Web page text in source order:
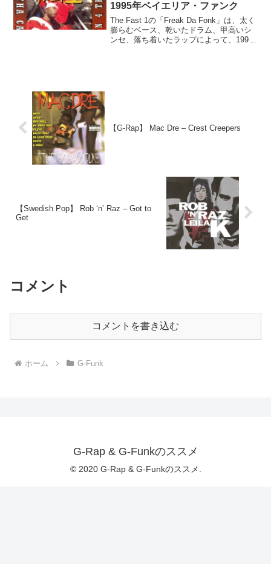
1995年ベイエリア・ファンク
The Fast 1の「Freak Da Fonk」は、太く
膨らむベース、乾いたドラム、甲高いシ
ンセ、落ち着いたラップによって、1995
【G-Rap】 Mac Dre – Crest Creepers
【Swedish Pop】 Rob ‘n’ Raz – Got to
Get
コメント
コメントを書き込む
ホーム G-Funk
G-Rap & G-Funkのススメ
© 2020 G-Rap & G-Funkのススメ.